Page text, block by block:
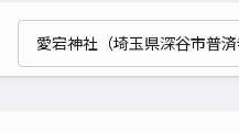
愛宕神社（埼玉県深谷市普済